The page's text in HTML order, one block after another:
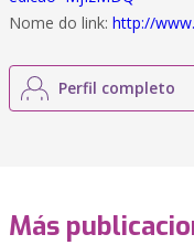
Nome do link: http://
Perfil completo
Más